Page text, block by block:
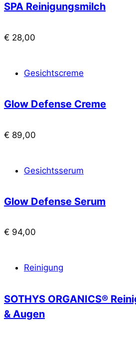
SPA Reinigungsmilch
€ 28,00
Gesichtscreme
Glow Defense Creme
€ 89,00
Gesichtsserum
Glow Defense Serum
€ 94,00
Reinigung
SOTHYS ORGANICS®
& Augen